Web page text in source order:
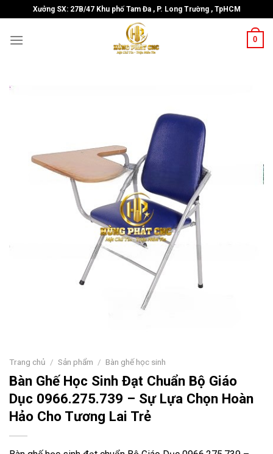
to
content
Xưởng SX: 27B/47 Khu phố Tam Đa , P. Long Trường , TpHCM
0
Trang chủ / Sản phẩm / Bàn ghế học sinh
Bàn Ghế Học Sinh Đạt Chuẩn Bộ Giáo
Dục 0966.275.739 – Sự Lựa Chọn Hoàn
Hảo Cho Tương Lai Trẻ